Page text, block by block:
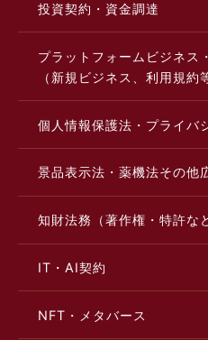
投資契約・資金調達
プラットフォームビジネス
（新規ビジネス、利用規約
個人情報保護法・プライバ
景品表示法・薬機法その他
知財法務（著作権・特許な
IT・AI契約
NFT・メタバース